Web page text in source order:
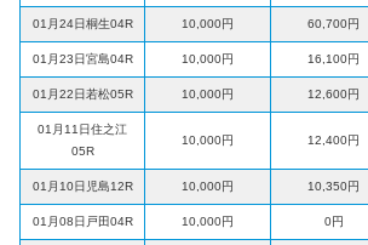
01月24日桐生04R 10,000円 60,700円
01月23日宮島04R 10,000円 16,100円
01月22日若松05R 10,000円 12,600円
01月11日住之江
05R
10,000円 12,400円
01月10日児島12R 10,000円 10,350円
01月08日戸田04R 10,000円 0円